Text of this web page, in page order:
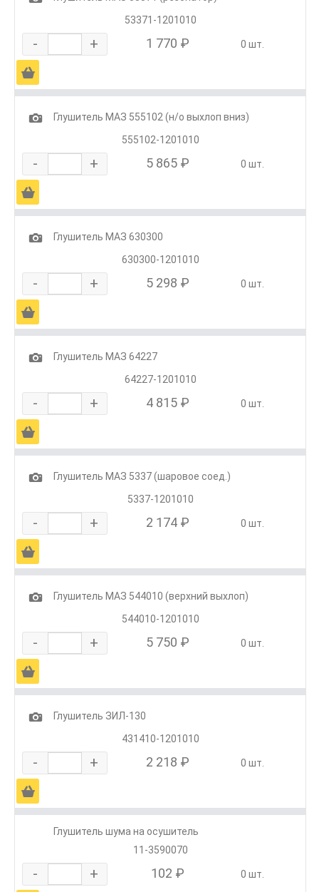
53371-1201010
- + 1 770 ₽ 0 шт.
Ä
1
Глушитель МАЗ 555102 (н/о выхлоп вниз)
555102-1201010
- + 5 865 ₽ 0 шт.
Ä
1
Глушитель МАЗ 630300
630300-1201010
- + 5 298 ₽ 0 шт.
Ä
1
Глушитель МАЗ 64227
64227-1201010
- + 4 815 ₽ 0 шт.
Ä
1
Глушитель МАЗ 5337 (шаровое соед.)
5337-1201010
- + 2 174 ₽ 0 шт.
Ä
1
Глушитель МАЗ 544010 (верхний выхлоп)
544010-1201010
- + 5 750 ₽ 0 шт.
Ä
1
Глушитель ЗИЛ-130
431410-1201010
- + 2 218 ₽ 0 шт.
Ä
Глушитель шума на осушитель
11-3590070
- + 102 ₽ 0 шт.